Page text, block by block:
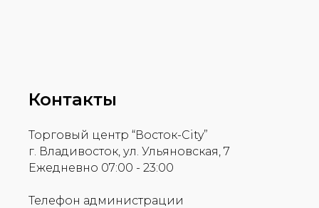
Контакты
Торговый центр “Восток-City”
г. Владивосток, ул. Ульяновская, 7
Ежедневно 07:00 - 23:00
Телефон администрации